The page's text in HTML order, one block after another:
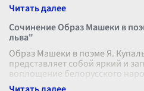
Сочинение Образ Машеки в
льва"
Образ Машеки в поэме Я.
представляет собой яркий и
воплощение белорусского
изобилует метафорами и символ